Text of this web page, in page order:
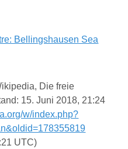
Bellingshausen Sea
Die freie
15. Juni 2018, 21:24
w/index.php?
UTC)